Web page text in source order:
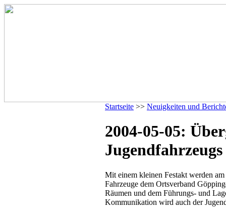
Startseite >> Neuigkeiten und
2004-05-05:
Mit einem kleinen Festakt werden
Fahrzeuge dem Ortsverband
Räumen und dem Führungs- und
Kommunikation wird auch der